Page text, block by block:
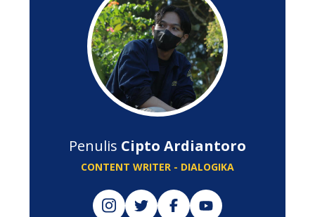
Penulis Cipto Ardiantoro
CONTENT WRITER - DIALOGIKA